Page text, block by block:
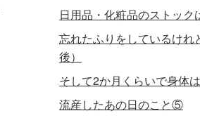
日用品・化粧品のストック
忘れたふりをしているけれ
後）
そして2か月くらいで身体は
流産したあの日のこと⑤